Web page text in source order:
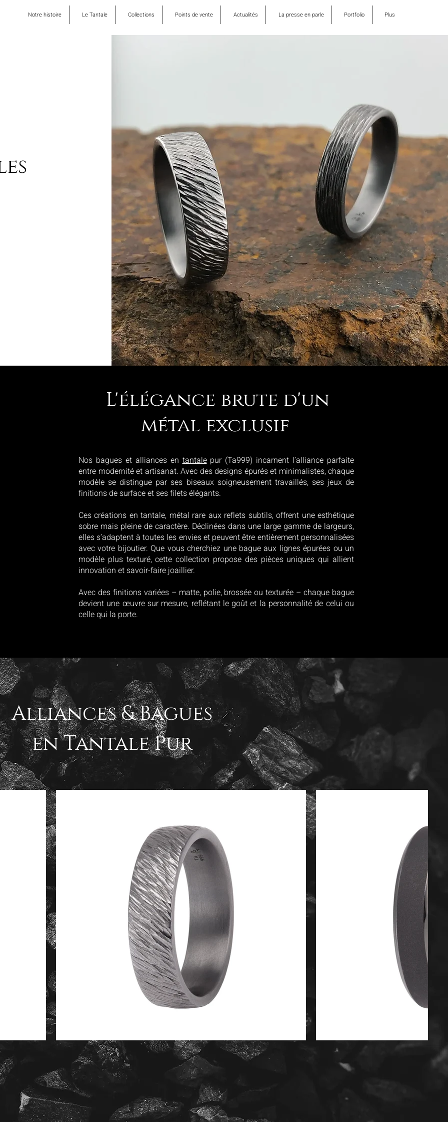
Notre histoire Le Tantale Collections Points de vente Actualités La presse en parle Portfolio Plus
L'élégance brute d'un
métal exclusif
Nos bagues et alliances entantalepur (Ta999) incarnent l’alliance parfaite
entre modernité et artisanat. Avec des designs épurés et minimalistes, chaque
modèle se distingue par ses biseaux soigneusement travaillés, ses jeux de
finitions de surface et ses filets élégants.
Ces créations en tantale, métal rare aux reflets subtils, offrent une esthétique
sobre mais pleine de caractère. Déclinées dans une large gamme de largeurs,
elles s’adaptent à toutes les envies et peuvent être entièrement personnalisées
avec votre bijoutier. Que vous cherchiez une bague aux lignes épurées ou un
modèle plus texturé, cette collection propose des pièces uniques qui allient
innovation et savoir-faire joaillier.
Avec des finitions variées – matte, polie, brossée ou texturée – chaque bague
devient une œuvre sur mesure, reflétant le goût et la personnalité de celui ou
celle qui la porte.
Alliances & Bagues
en Tantale Pur